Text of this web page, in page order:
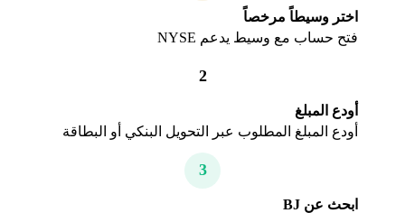
اختر وسيطاً مرخصاً
فتح حساب مع وسيط يدعم NYSE
2
أودع المبلغ
أودع المبلغ المطلوب عبر التحويل البنكي أو البطاقة
3
ابحث عن BJ